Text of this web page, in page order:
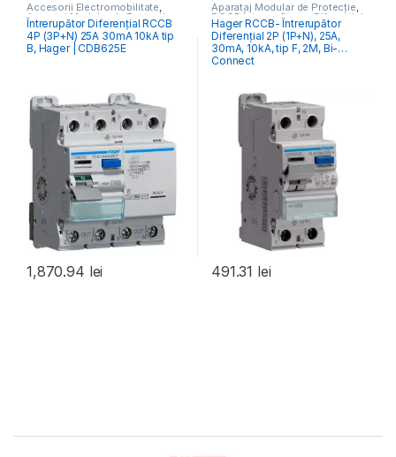
Accesorii Electromobilitate,
Aparataj Modular de Protecție,
Monitorizare & Control PV,
RCCB Întrerupătoare Diferențiale
Întrerupător Diferențial RCCB
4P (3P+N) 25A 30mA 10kA tip
B, Hager | CDB625E
1,870.94 lei
Aparataj Modular de Protecție,
RCCB Întrerupătoare Diferențiale
Hager RCCB- Întrerupător
Diferențial 2P (1P+N), 25A,
30mA, 10kA, tip F, 2M, Bi-
Connect
491.31 lei